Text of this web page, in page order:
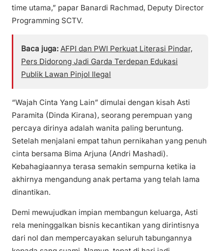
time utama,” papar Banardi Rachmad, Deputy Director
Programming SCTV.
Baca juga: AFPI dan PWI Perkuat Literasi Pindar,
Pers Didorong Jadi Garda Terdepan Edukasi
Publik Lawan Pinjol Ilegal
“Wajah Cinta Yang Lain” dimulai dengan kisah Asti
Paramita (Dinda Kirana), seorang perempuan yang
percaya dirinya adalah wanita paling beruntung.
Setelah menjalani empat tahun pernikahan yang penuh
cinta bersama Bima Arjuna (Andri Mashadi).
Kebahagiaannya terasa semakin sempurna ketika ia
akhirnya mengandung anak pertama yang telah lama
dinantikan.
Demi mewujudkan impian membangun keluarga, Asti
rela meninggalkan bisnis kecantikan yang dirintisnya
dari nol dan mempercayakan seluruh tabungannya